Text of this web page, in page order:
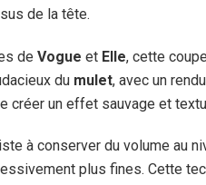
de la tête.
deVogue et Elle, cette
du mulet, avec un
créer un effet sauvage et
à conserver du volume au
plus fines. Cette